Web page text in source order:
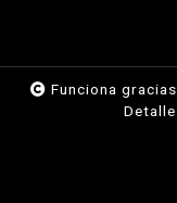
Funciona